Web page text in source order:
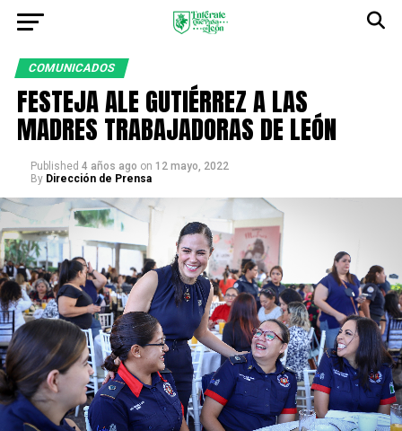
COMUNICADOS
FESTEJA ALE GUTIÉRREZ A LAS
MADRES TRABAJADORAS DE LEÓN
Published 4 años ago on 12 mayo, 2022
By Dirección de Prensa